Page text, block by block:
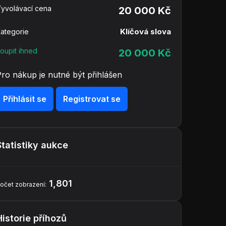
cena 20 000 Kč
Klíčová slova
ihned 20 000 Kč
nákup je nutné být přihlášen
Přihlásit se Registrovat se
aukce
zobrazení: 1,801
příhozů